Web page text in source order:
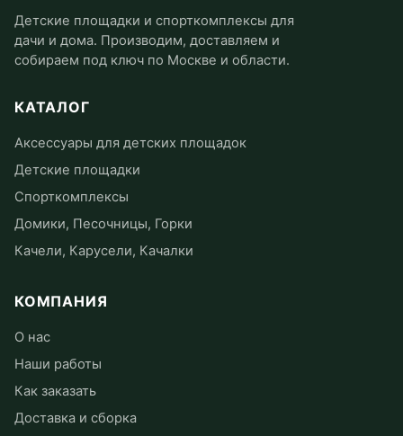
Детские площадки и спорткомплексы для
дачи и дома. Производим, доставляем и
собираем под ключ по Москве и области.
КАТАЛОГ
Аксессуары для детских площадок
Детские площадки
Спорткомплексы
Домики, Песочницы, Горки
Качели, Карусели, Качалки
КОМПАНИЯ
О нас
Наши работы
Как заказать
Доставка и сборка